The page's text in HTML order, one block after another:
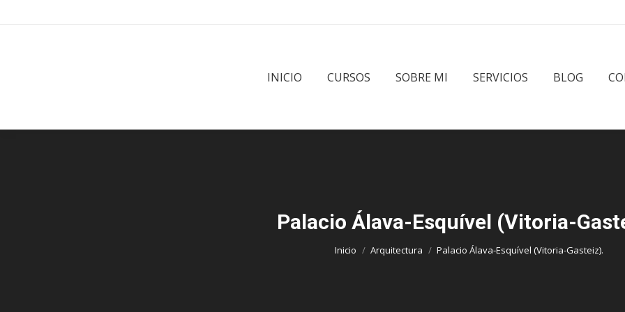
INICIO CURSOS SOBRE MI SERVICIOS BLOG
Palacio Álava-Esquível (Vitoria-
Estás aquí:
Inicio Arquitectura Palacio Álava-Esquível (Vitoria-Gasteiz).